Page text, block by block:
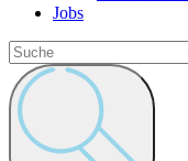
Jobs